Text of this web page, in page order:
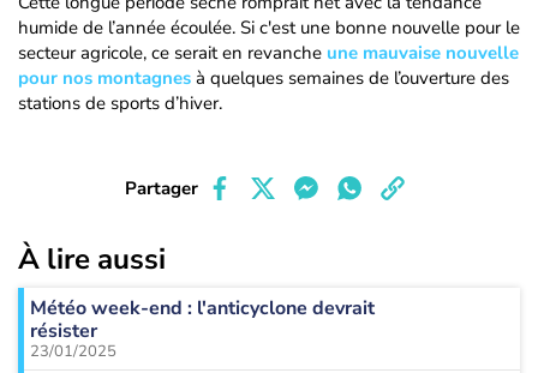
humide de l’année écoulée. Si c'est une bonne nouvelle pour le
secteur agricole, ce serait en revanche une mauvaise nouvelle
pour nos montagnes à quelques semaines de l’ouverture des
stations de sports d’hiver.
Partager
À lire aussi
Météo week-end : l'anticyclone devrait
résister
23/01/2025